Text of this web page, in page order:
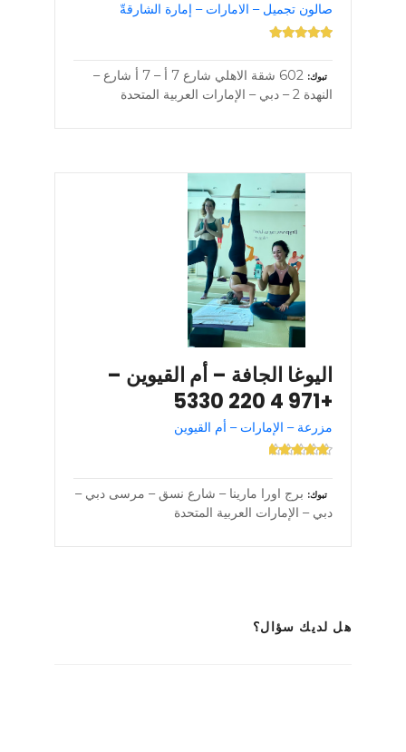
صالون تجميل – الامارات – إمارة الشارقةّ
تبوك
602 شقة الاهلي شارع 7 أ – 7 أ شارع –
النهدة 2 – دبي – الإمارات العربية المتحدة
اليوغا الجافة – أم القيوين –
+971 4 220 5330
مزرعة – الإمارات – أم القيوين
تبوك
برج اورا مارينا – شارع نسق – مرسى دبي –
دبي – الإمارات العربية المتحدة
هل لديك سؤال؟